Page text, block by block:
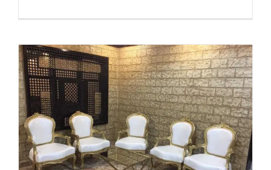
الكويت
|
ضيافة
الكويت
مغلقة